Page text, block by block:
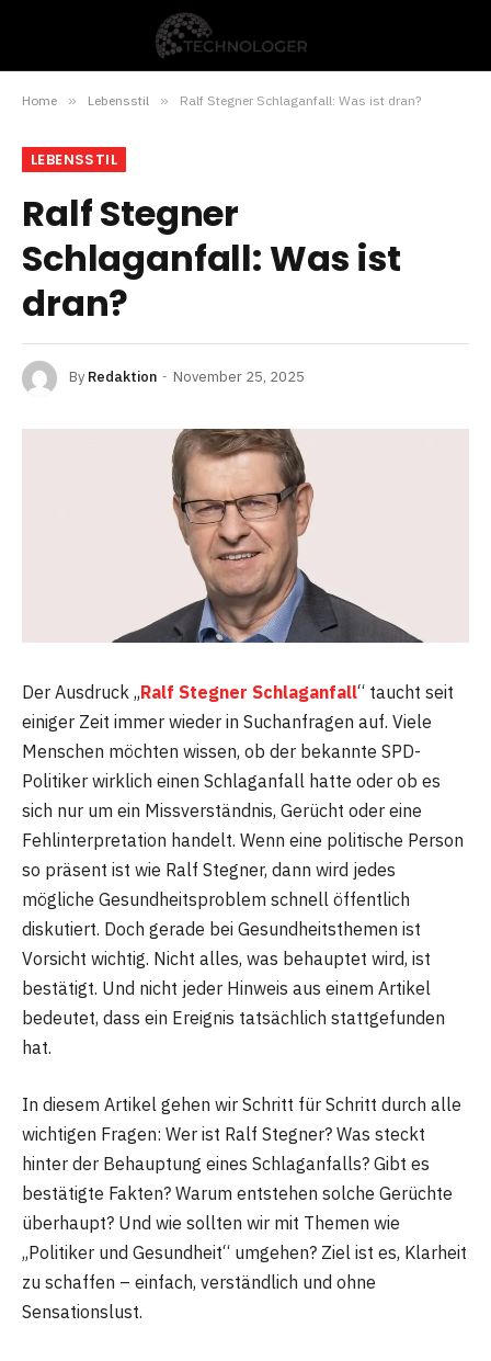
Home » Lebensstil » Ralf Stegner Schlaganfall: Was ist dran?
LEBENSSTIL
Ralf Stegner
Schlaganfall: Was ist
dran?
By Redaktion November 25, 2025
Der Ausdruck „Ralf Stegner Schlaganfall“ taucht seit
einiger Zeit immer wieder in Suchanfragen auf. Viele
Menschen möchten wissen, ob der bekannte SPD-
Politiker wirklich einen Schlaganfall hatte oder ob es
sich nur um ein Missverständnis, Gerücht oder eine
Fehlinterpretation handelt. Wenn eine politische Person
so präsent ist wie Ralf Stegner, dann wird jedes
mögliche Gesundheitsproblem schnell öffentlich
diskutiert. Doch gerade bei Gesundheitsthemen ist
Vorsicht wichtig. Nicht alles, was behauptet wird, ist
bestätigt. Und nicht jeder Hinweis aus einem Artikel
bedeutet, dass ein Ereignis tatsächlich stattgefunden
hat.
In diesem Artikel gehen wir Schritt für Schritt durch alle
wichtigen Fragen: Wer ist Ralf Stegner? Was steckt
hinter der Behauptung eines Schlaganfalls? Gibt es
bestätigte Fakten? Warum entstehen solche Gerüchte
überhaupt? Und wie sollten wir mit Themen wie
„Politiker und Gesundheit“ umgehen? Ziel ist es, Klarheit
zu schaffen – einfach, verständlich und ohne
Sensationslust.